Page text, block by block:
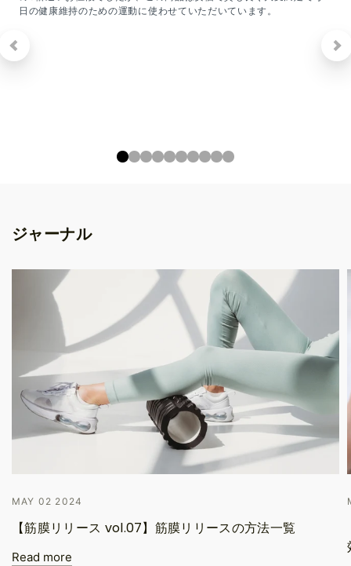
日の健康維持のための運動に使わせていただいています。
ジャーナル
MAY 02 2024
【筋膜リリース vol.07】筋膜リリースの方法一覧
Read more